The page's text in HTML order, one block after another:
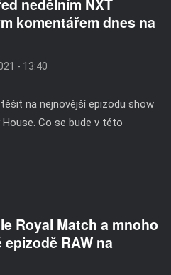
nedělním NXT
komentářem dnes na
- 13:40
na nejnovější epizodu show
House. Co se bude v této
Royal Match a mnoho
RAW na